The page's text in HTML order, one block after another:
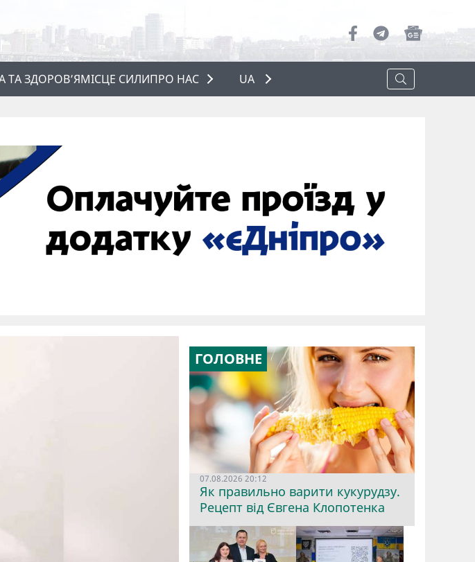
ТА ЗДОРОВ’ЯМІСЦЕ СИЛИПРО НАС
ПРО НАС
UA
ГОЛОВНЕ
07.08.2026 20:12
Як правильно варити кукурудзу.
Рецепт від Євгена Клопотенка